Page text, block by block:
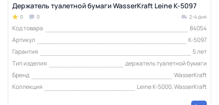
Держатель туалетной бумаги WasserKraft Leine K-5097
0 0 2-4 дня
Код товара
84054
Артикул
K-5097
Гарантия
5 лет
Тип изделия
держатель туалетной бумаги
Бренд
WasserKraft
Коллекция
Leine K-5000, WasserKraft